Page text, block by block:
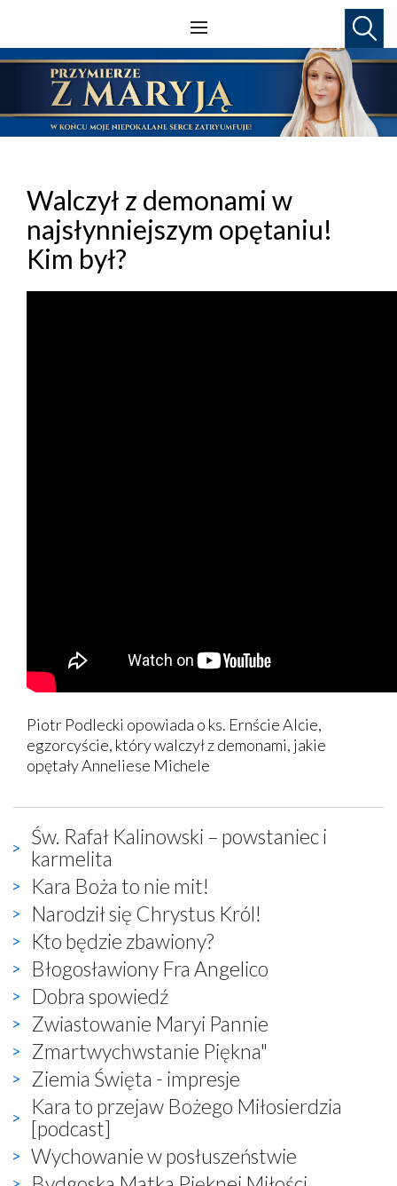
Walczył z demonami w
najsłynniejszym opętaniu!
Kim był?
Piotr Podlecki opowiada o ks. Ernście Alcie,
egzorcyście, który walczył z demonami, jakie
opętały Anneliese Michele
Św. Rafał Kalinowski – powstaniec i
karmelita
Kara Boża to nie mit!
Narodził się Chrystus Król!
Kto będzie zbawiony?
Błogosławiony Fra Angelico
Dobra spowiedź
Zwiastowanie Maryi Pannie
Zmartwychwstanie Piękna"
Ziemia Święta - impresje
Kara to przejaw Bożego Miłosierdzia
[podcast]
Wychowanie w posłuszeństwie